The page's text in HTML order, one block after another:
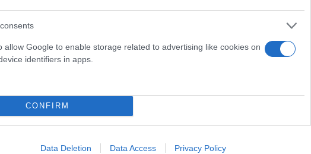
allow Google to enable storage related to advertising like cookies on
identifiers in apps.
CONFIRM
Data Deletion Data Access Privacy Policy
Τουρκία: Μετά το... φρένο για τα F-35